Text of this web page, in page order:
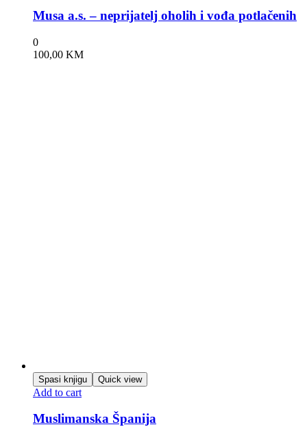
Musa a.s. – neprijatelj oholih i vođa potlačenih
0
100,00 KM
Spasi knjigu Quick view
Add to cart
Muslimanska Španija